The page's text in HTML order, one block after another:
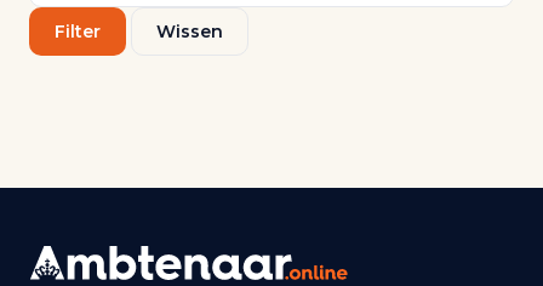
Filter Wissen